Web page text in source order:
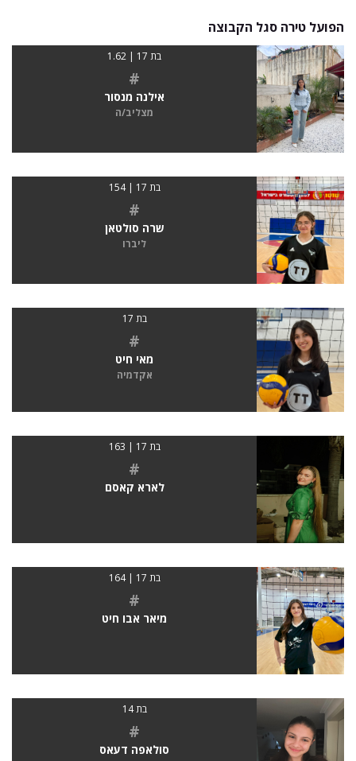
הפועל טירה סגל הקבוצה
בת 17 | 1.62
#
אילנה מנסור
מצליב/ה
בת 17 | 154
#
שרה סולטאן
ליברו
בת 17
#
מאי חיט
אקדמיה
בת 17 | 163
#
לארא קאסם
בת 17 | 164
#
מיאר אבו חיט
בת 14
#
סולאפה דעאס